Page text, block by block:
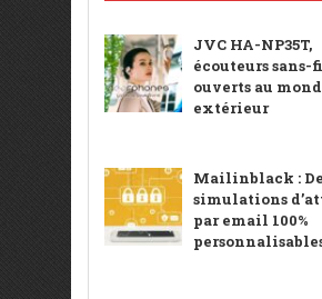
JVC HA-NP35T,
écouteurs sans-
ouverts au
extérieur
Mailinblack :
simulations
par email 100%